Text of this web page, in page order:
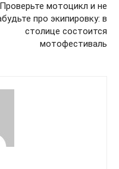
Проверьте мотоцикл и не
про экипировку: в
столице состоится
мотофестиваль